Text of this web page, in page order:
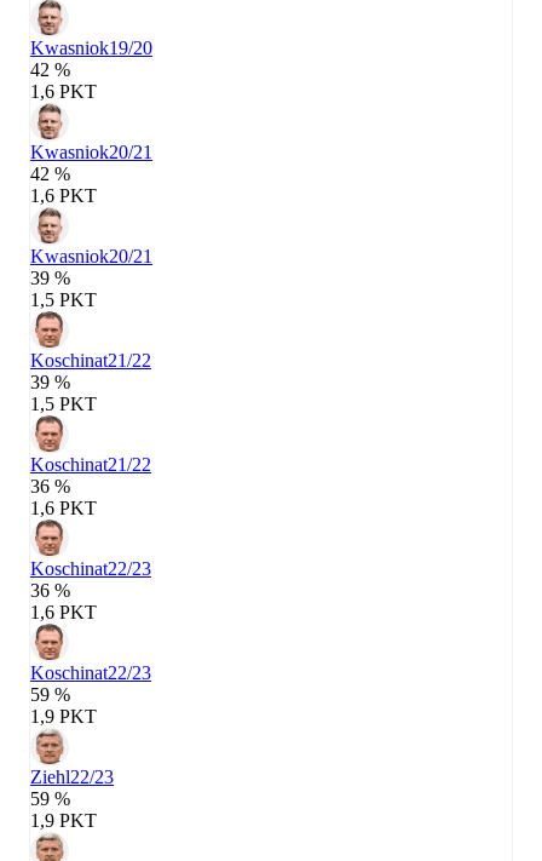
Kwasniok19/20
42 %
1,6 PKT
Kwasniok20/21
42 %
1,6 PKT
Kwasniok20/21
39 %
1,5 PKT
Koschinat21/22
39 %
1,5 PKT
Koschinat21/22
36 %
1,6 PKT
Koschinat22/23
36 %
1,6 PKT
Koschinat22/23
59 %
1,9 PKT
Ziehl22/23
59 %
1,9 PKT